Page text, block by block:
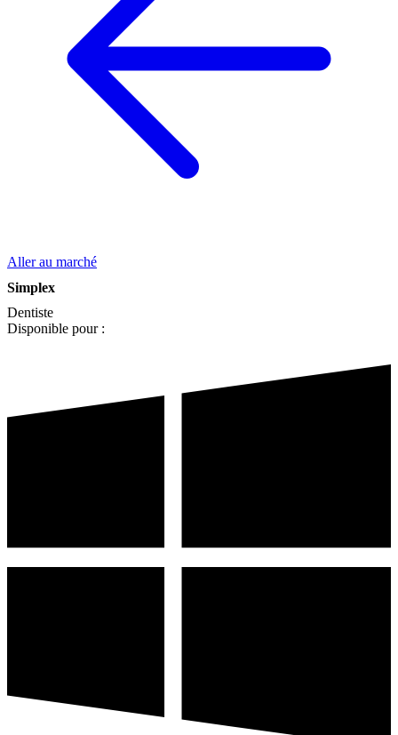
Aller au marché
Simplex
Dentiste
Disponible pour :